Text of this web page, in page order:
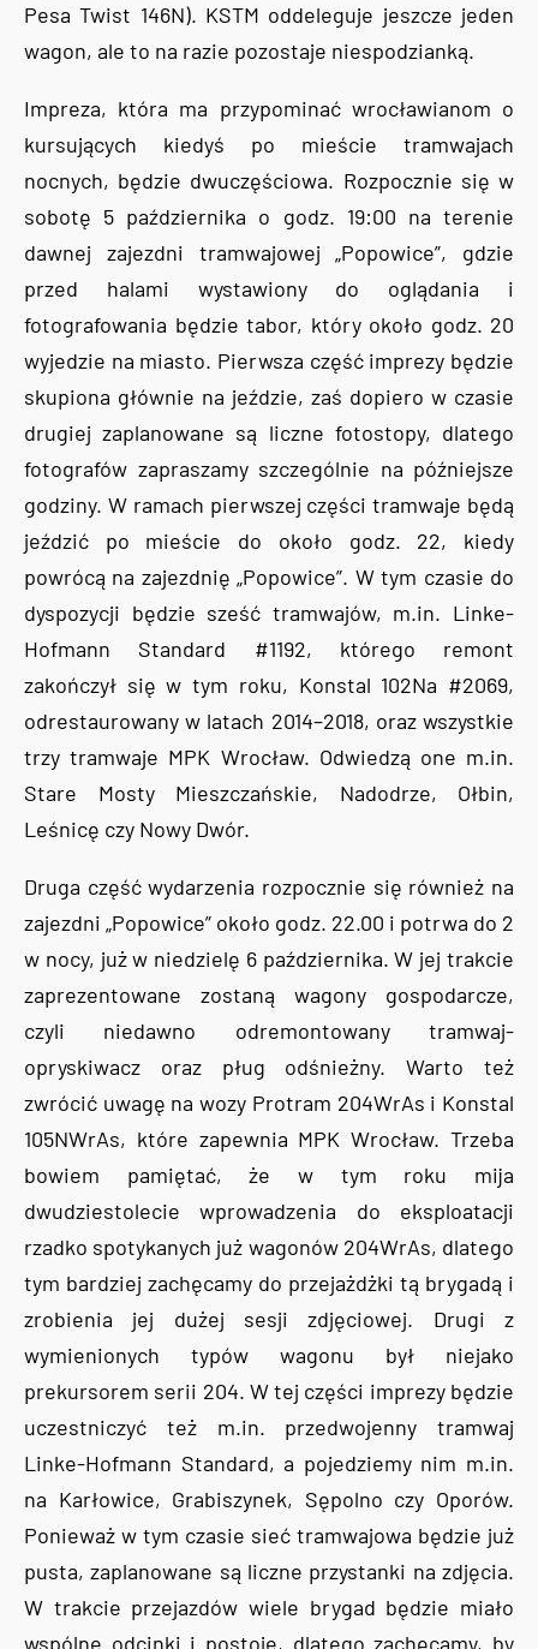
Pesa Twist 146N). KSTM oddeleguje jeszcze jeden
wagon, ale to na razie pozostaje niespodzianką.
Impreza, która ma przypominać wrocławianom o
kursujących kiedyś po mieście tramwajach
nocnych, będzie dwuczęściowa. Rozpocznie się w
sobotę 5 października o godz. 19:00 na terenie
dawnej zajezdni tramwajowej „Popowice”, gdzie
przed halami wystawiony do oglądania i
fotografowania będzie tabor, który około godz. 20
wyjedzie na miasto. Pierwsza część imprezy będzie
skupiona głównie na jeździe, zaś dopiero w czasie
drugiej zaplanowane są liczne fotostopy, dlatego
fotografów zapraszamy szczególnie na późniejsze
godziny. W ramach pierwszej części tramwaje będą
jeździć po mieście do około godz. 22, kiedy
powrócą na zajezdnię „Popowice”. W tym czasie do
dyspozycji będzie sześć tramwajów, m.in. Linke-
Hofmann Standard #1192, którego remont
zakończył się w tym roku, Konstal 102Na #2069,
odrestaurowany w latach 2014–2018, oraz wszystkie
trzy tramwaje MPK Wrocław. Odwiedzą one m.in.
Stare Mosty Mieszczańskie, Nadodrze, Ołbin,
Leśnicę czy Nowy Dwór.
Druga część wydarzenia rozpocznie się również na
zajezdni „Popowice” około godz. 22.00 i potrwa do 2
w nocy, już w niedzielę 6 października. W jej trakcie
zaprezentowane zostaną wagony gospodarcze,
czyli niedawno odremontowany tramwaj-
opryskiwacz oraz pług odśnieżny. Warto też
zwrócić uwagę na wozy Protram 204WrAs i Konstal
105NWrAs, które zapewnia MPK Wrocław. Trzeba
bowiem pamiętać, że w tym roku mija
dwudziestolecie wprowadzenia do eksploatacji
rzadko spotykanych już wagonów 204WrAs, dlatego
tym bardziej zachęcamy do przejażdżki tą brygadą i
zrobienia jej dużej sesji zdjęciowej. Drugi z
wymienionych typów wagonu był niejako
prekursorem serii 204. W tej części imprezy będzie
uczestniczyć też m.in. przedwojenny tramwaj
Linke-Hofmann Standard, a pojedziemy nim m.in.
na Karłowice, Grabiszynek, Sępolno czy Oporów.
Ponieważ w tym czasie sieć tramwajowa będzie już
pusta, zaplanowane są liczne przystanki na zdjęcia.
W trakcie przejazdów wiele brygad będzie miało
wspólne odcinki i postoje, dlatego zachęcamy, by